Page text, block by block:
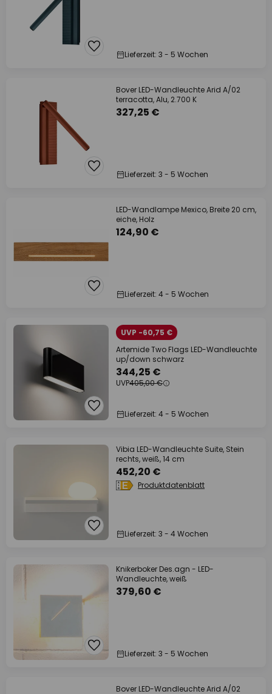
Lieferzeit: 3 - 5 Wochen
Bover LED-Wandleuchte Arid A/02
terracotta, Alu, 2.700 K
327,25 €
Lieferzeit: 3 - 5 Wochen
LED-Wandlampe Mexico, Breite 20 cm,
eiche, Holz
124,90 €
Lieferzeit: 4 - 5 Wochen
UVP -60,75 €
Artemide Two Flags LED-Wandleuchte
up/down schwarz
344,25 €
UVP405,00 €
Lieferzeit: 4 - 5 Wochen
Vibia LED-Wandleuchte Suite, Stein
rechts, weiß, 14 cm
452,20 €
Produktdatenblatt
Lieferzeit: 3 - 4 Wochen
Knikerboker Des.agn - LED-
Wandleuchte, weiß
379,60 €
Lieferzeit: 3 - 5 Wochen
Bover LED-Wandleuchte Arid A/02